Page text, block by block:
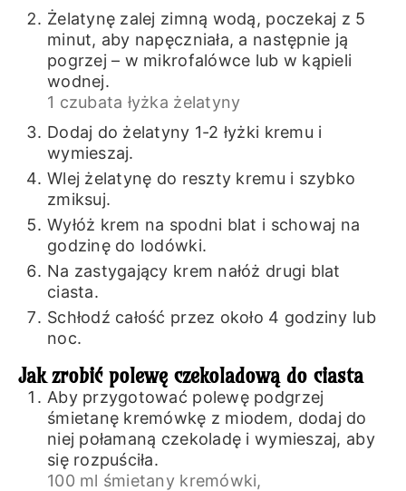
Żelatynę zalej zimną wodą, poczekaj z 5
minut, aby napęczniała, a następnie ją
pogrzej – w mikrofalówce lub w kąpieli
wodnej.
1 czubata łyżka żelatyny
Dodaj do żelatyny 1-2 łyżki kremu i
wymieszaj.
Wlej żelatynę do reszty kremu i szybko
zmiksuj.
Wyłóż krem na spodni blat i schowaj na
godzinę do lodówki.
Na zastygający krem nałóż drugi blat
ciasta.
Schłodź całość przez około 4 godziny lub
noc.
Jak zrobić polewę czekoladową do ciasta
Aby przygotować polewę podgrzej
śmietanę kremówkę z miodem, dodaj do
niej połamaną czekoladę i wymieszaj, aby
się rozpuściła.
100 ml śmietany kremówki,